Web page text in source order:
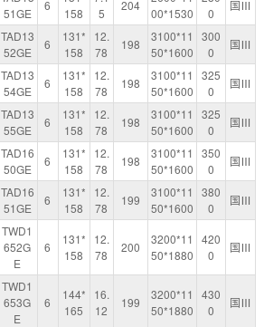
51GE
6
158
5
204
00*1530
0
国Ⅲ
TAD13
52GE
6
131*
158
12.
78
198
3100*11
50*1600
300
0
国Ⅲ
TAD13
54GE
6
131*
158
12.
78
198
3100*11
50*1600
325
0
国Ⅲ
TAD13
55GE
6
131*
158
12.
78
198
3100*11
50*1600
325
0
国Ⅲ
TAD16
50GE
6
131*
158
12.
78
198
3100*11
50*1600
350
0
国Ⅲ
TAD16
51GE
6
131*
158
12.
78
199
3100*11
50*1600
380
0
国Ⅲ
TWD1
652G
E
6
131*
158
12.
78
200
3200*11
50*1880
420
0
国Ⅲ
TWD1
653G
E
6
144*
165
16.
12
199
3200*11
50*1880
430
0
国Ⅲ